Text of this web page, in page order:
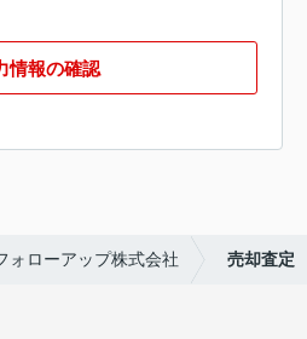
情報の確認
ォローアップ株式会社 売却査定